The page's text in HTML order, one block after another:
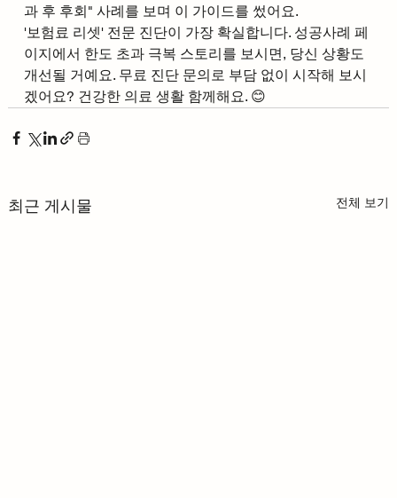
과 후 후회" 사례를 보며 이 가이드를 썼어요.
'보험료 리셋' 전문 진단이 가장 확실합니다. 성공사례 페
이지에서 한도 초과 극복 스토리를 보시면, 당신 상황도
개선될 거예요. 무료 진단 문의로 부담 없이 시작해 보시
겠어요? 건강한 의료 생활 함께해요. 😊
최근 게시물 전체 보기